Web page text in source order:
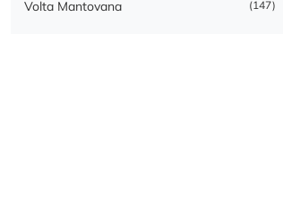
Volta Mantovana 147